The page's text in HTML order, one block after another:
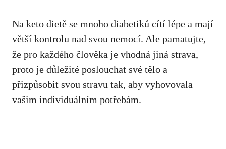
Na​ keto dietě se mnoho diabetiků cítí lépe a mají
větší kontrolu nad svou nemocí. Ale pamatujte,
že pro každého člověka je vhodná jiná strava,
proto⁣ je důležité poslouchat své tělo‌ a
přizpůsobit svou stravu tak, aby vyhovovala
vašim individuálním potřebám.